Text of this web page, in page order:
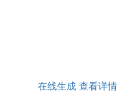
在线生成 查看详情